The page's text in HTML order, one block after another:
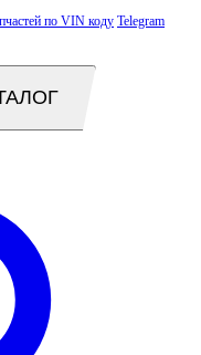
по VIN коду Telegram